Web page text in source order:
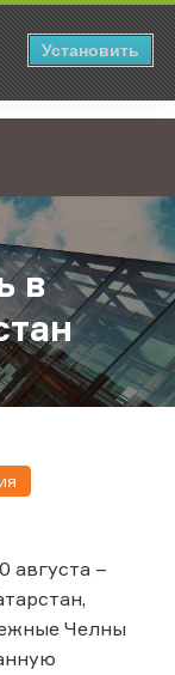
Установить
день в республике
в
августа –
Челны